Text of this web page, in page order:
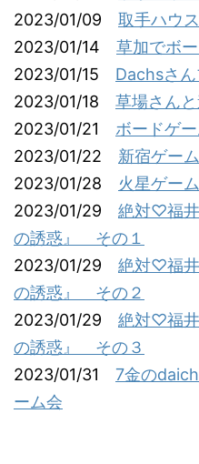
2023/01/09 取手ハウ
2023/01/14 草加でボ
2023/01/15 Dachsさ
2023/01/18 草場さん
2023/01/21 ボードゲ
2023/01/22 新宿ゲー
2023/01/28 火星ゲー
2023/01/29 絶対♡福
の誘惑』 その１
2023/01/29 絶対♡福
の誘惑』 その２
2023/01/29 絶対♡福
の誘惑』 その３
2023/01/31 7金の
ーム会